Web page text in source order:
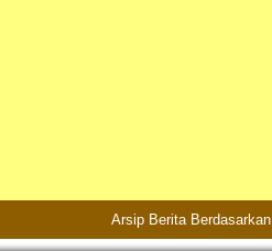
Arsip Berita